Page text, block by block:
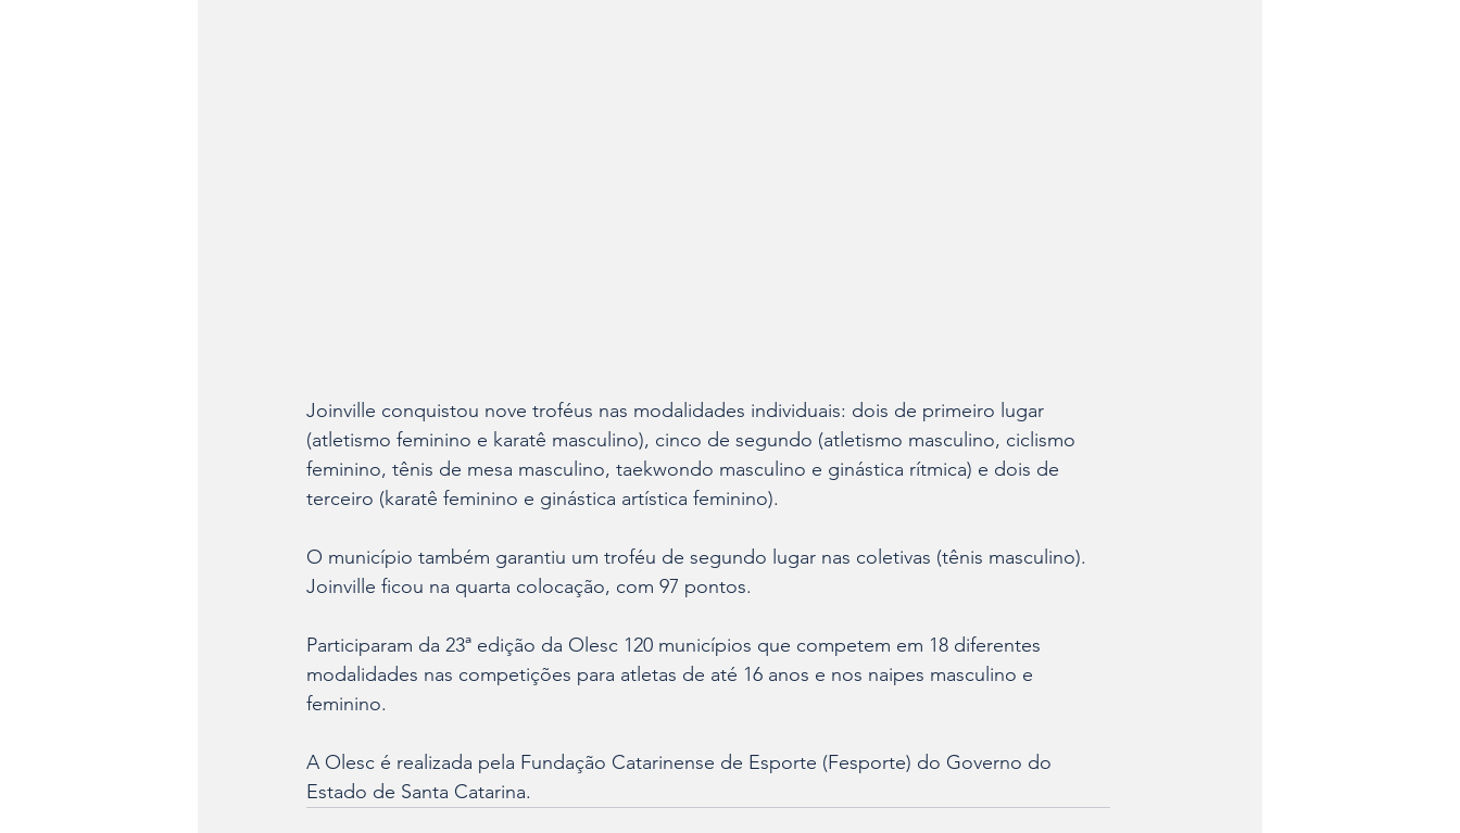
Joinville conquistou nove troféus nas modalidades individuais: dois de primeiro lugar
(atletismo feminino e karatê masculino), cinco de segundo (atletismo masculino, ciclismo
feminino, tênis de mesa masculino, taekwondo masculino e ginástica rítmica) e dois de
terceiro (karatê feminino e ginástica artística feminino).
O município também garantiu um troféu de segundo lugar nas coletivas (tênis masculino).
Joinville ficou na quarta colocação, com 97 pontos.
Participaram da 23ª edição da Olesc 120 municípios que competem em 18 diferentes
modalidades nas competições para atletas de até 16 anos e nos naipes masculino e
feminino.
A Olesc é realizada pela Fundação Catarinense de Esporte (Fesporte) do Governo do
Estado de Santa Catarina.